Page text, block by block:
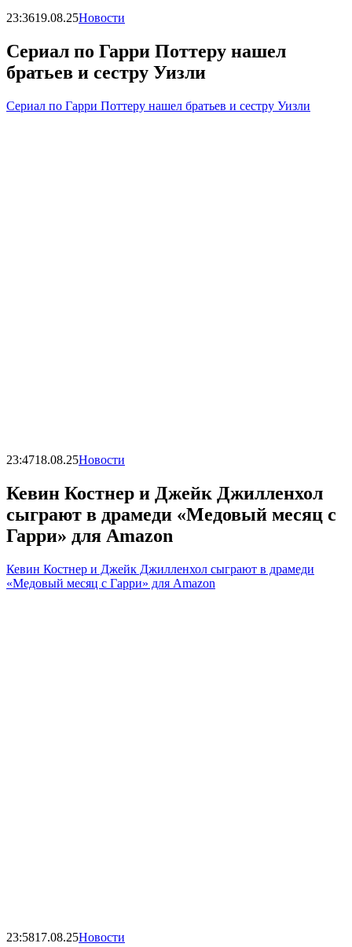
23:3619.08.25Новости
Сериал по Гарри Поттеру нашел
братьев и сестру Уизли
Сериал по Гарри Поттеру нашел братьев и сестру Уизли
23:4718.08.25Новости
Кевин Костнер и Джейк Джилленхол
сыграют в драмеди «Медовый месяц с
Гарри» для Amazon
Кевин Костнер и Джейк Джилленхол сыграют в драмеди
«Медовый месяц с Гарри» для Amazon
23:5817.08.25Новости